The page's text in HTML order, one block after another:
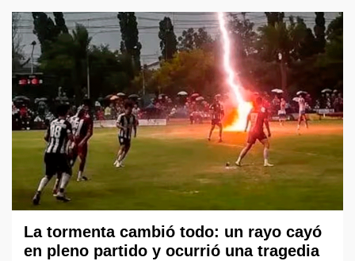
La tormenta cambió todo: un rayo cayó
en pleno partido y ocurrió una tragedia